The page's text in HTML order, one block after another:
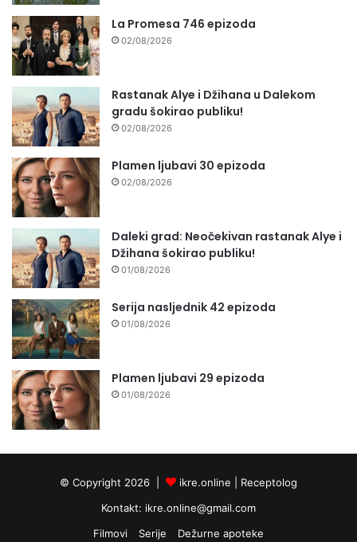
La Promesa 746 epizoda
02/08/2026
Rastanak Alye i Džihana u Dalekom
gradu šokirao publiku!
02/08/2026
Plamen ljubavi 30 epizoda
02/08/2026
Daleki grad: Neočekivan rastanak Alye i
Džihana šokirao publiku!
01/08/2026
Serija nasljednik 42 epizoda
01/08/2026
Plamen ljubavi 29 epizoda
01/08/2026
© Copyright 2026 | ikre.online | Receptolog
Kontakt: ikre.online@gmail.com
Filmovi
Serije Dežurne apoteke